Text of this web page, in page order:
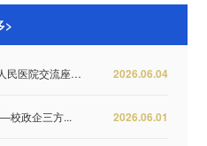
>
2026.06.04
西安翻译学院赴陕西省第五人民医院交流座谈 推...
2026.06.01
校政企三方...